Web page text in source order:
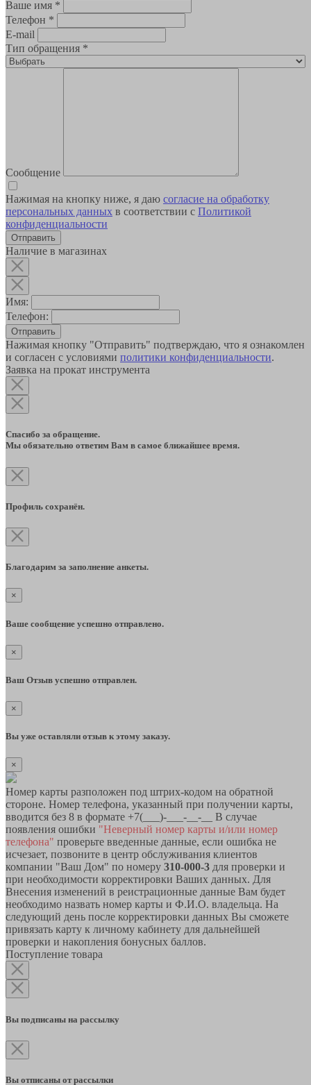
Ваше имя *
Телефон *
E-mail
Тип обращения *
Сообщение
Нажимая на кнопку ниже, я даю согласие на обработку
персональных данных в соответствии с Политикой
конфиденциальности
Наличие в магазинах
Имя:
Телефон:
Отправить
Нажимая кнопку "Отправить" подтверждаю, что я ознакомлен
и согласен с условиями политики конфиденциальности.
Заявка на прокат инструмента
Спасибо за обращение.
Мы обязательно ответим Вам в самое ближайшее время.
Профиль сохранён.
Благодарим за заполнение анкеты.
×
Ваше сообщение успешно отправлено.
×
Ваш Отзыв успешно отправлен.
×
Вы уже оставляли отзыв к этому заказу.
×
Номер карты разположен под штрих-кодом на обратной
стороне. Номер телефона, указанный при получении карты,
вводится без 8 в формате +7(___)-___-__-__ В случае
появления ошибки "Неверный номер карты и/или номер
телефона" проверьте введенные данные, если ошибка не
исчезает, позвоните в центр обслуживания клиентов
компании "Ваш Дом" по номеру 310-000-3 для проверки и
при необходимости корректировки Ваших данных. Для
Внесения изменений в реистрационные данные Вам будет
необходимо назвать номер карты и Ф.И.О. владельца. На
следующий день после корректировки данных Вы сможете
привязать карту к личному кабинету для дальнейшей
проверки и накопления бонусных баллов.
Поступление товара
Вы подписаны на рассылку
Вы отписаны от рассылки